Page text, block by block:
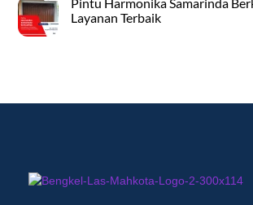
Layanan Terbaik